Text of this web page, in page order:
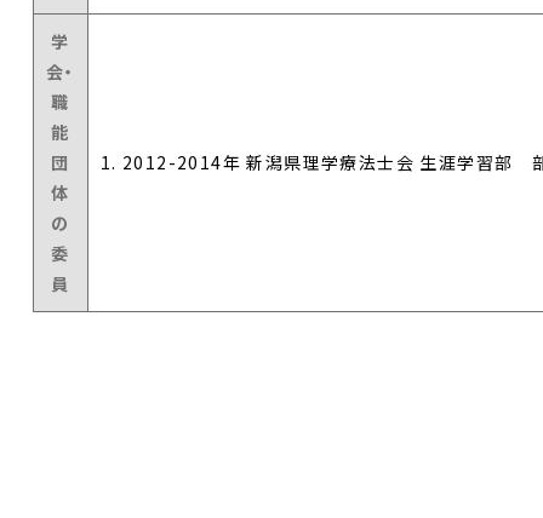
学
会・
職
能
団
体
の
委
員
1. 2012-2014年 新潟県理学療法士会 生涯学習部